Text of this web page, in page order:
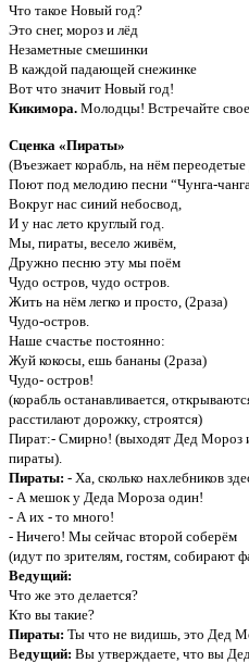
Что такое Новый год?
Это снег, мороз и лёд
Незаметные смешинки
В каждой падающей снежинке
Вот что значит Новый год!
Кикимора. Молодцы! Встречайте
Сценка «Пираты»
(Въезжает корабль, на нём
Поют под мелодию песни “Чунга-
Вокруг нас синий небосвод,
И у нас лето круглый год.
Мы, пираты, весело живём,
Дружно песню эту мы поём
Чудо остров, чудо остров.
Жить на нём легко и просто, (2раза)
Чудо-остров.
Наше счастье постоянно:
Жуй кокосы, ешь бананы (2раза)
Чудо- остров!
(корабль останавливается,
расстилают дорожку, строятся)
Пират:- Смирно! (выходят Дед Мороз
пираты).
Пираты: - Ха, сколько нахлебников
- А мешок у Деда Мороза один!
- А их - то много!
- Ничего! Мы сейчас второй соберём
(идут по зрителям, гостям, собирают
Ведущий:
Что же это делается?
Кто вы такие?
Пираты: Ты что не видишь, это Дед
Ведущий: Вы утверждаете, что вы